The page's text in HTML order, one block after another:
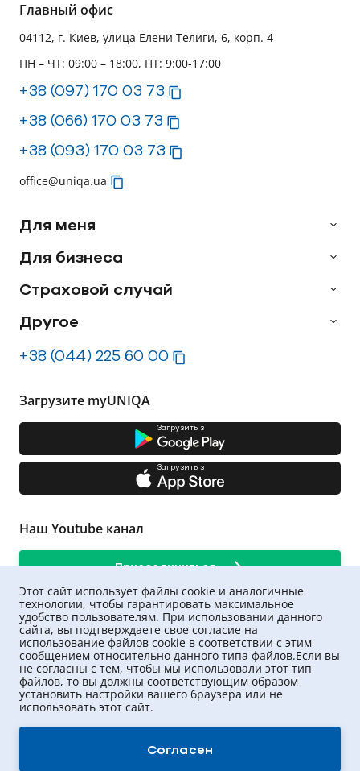
Главный офис
04112, г. Киев, улица Елени Телиги, 6, корп. 4
ПН – ЧТ: 09:00 – 18:00, ПТ: 9:00-17:00
+38 (097) 170 03 73
+38 (066) 170 03 73
+38 (093) 170 03 73
office@uniqa.ua
Для меня
Для бизнеса
Страховой случай
Другое
+38 (044) 225 60 00
Загрузите myUNIQA
Загрузить з
Загрузить з
Наш Youtube канал
Присоединиться
2026.Все права защищены
Этот сайт использует файлы cookie и аналогичные
технологии, чтобы гарантировать максимальное
удобство пользователям. При использовании данного
сайта, вы подтверждаете свое согласие на
использование файлов cookie в соответствии с этим
сообщением относительно данного типа файлов.Если вы
не согласны с тем, чтобы мы использовали этот тип
файлов, то вы должны соответствующим образом
установить настройки вашего браузера или не
использовать этот сайт.
Согласен